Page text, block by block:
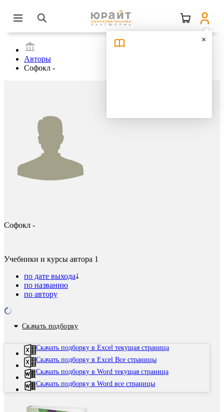
Авторы
Софокл -
Софокл -
Учебники и курсы автора 1
по дате выхода
по названию
по автору
Скачать подборку
Скачать подборку в Excel текущая страница
Скачать подборку в Excel Все страницы
Скачать подборку в Word текущая страница
Скачать подборку в Word все страницы